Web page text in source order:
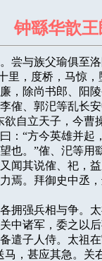
钟繇华歆
尝与族父瑜俱至
里，度桥，马惊
，除尚书郎、阳
傕、郭汜等乱长
自立天子，今曹
：“方今英雄并起
也。”傕、汜等用
闻其说傕、祀，
焉。拜御史中丞
各拥强兵相与争。
中诸军，委之以
遣子人侍。太祖
马，甚应其急。关